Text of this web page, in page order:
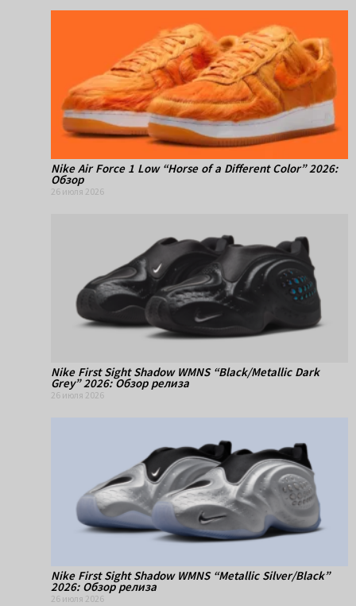
Nike Air Force 1 Low “Horse of a Different Color” 2026:
Обзор
26 июля 2026
Nike First Sight Shadow WMNS “Black/Metallic Dark
Grey” 2026: Обзор релиза
26 июля 2026
Nike First Sight Shadow WMNS “Metallic Silver/Black”
2026: Обзор релиза
26 июля 2026